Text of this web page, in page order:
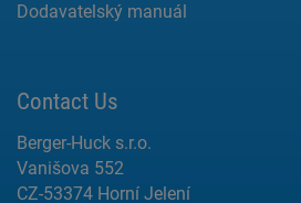
Dodavatelský manuál
Contact Us
Berger-Huck s.r.o.
Vanišova 552
CZ-53374 Horní Jelení